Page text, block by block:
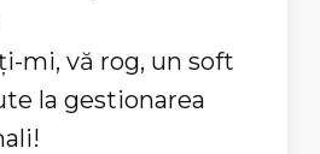
mi, vă rog, un soft
la gestionarea